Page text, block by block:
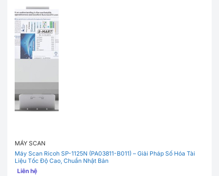
MÁY SCAN
Máy Scan Ricoh SP-1125N (PA03811-B011) – Giải Pháp Số Hóa Tài
Liệu Tốc Độ Cao, Chuẩn Nhật Bản
Liên hệ